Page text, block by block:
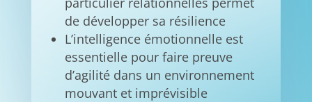
de développer sa résilience
L’intelligence émotionnelle est
essentielle pour faire preuve
d’agilité dans un environnement
mouvant et imprévisible